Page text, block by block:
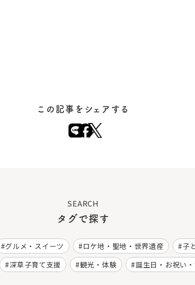
この記事をシェアする
SEARCH
タグで探す
グルメ・スイーツ ロケ地・聖地・世界遺産
子
深草子育て支援 観光・体験 誕生日・お祝い